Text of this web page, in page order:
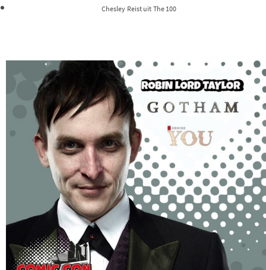
Chesley Reist uit The 100